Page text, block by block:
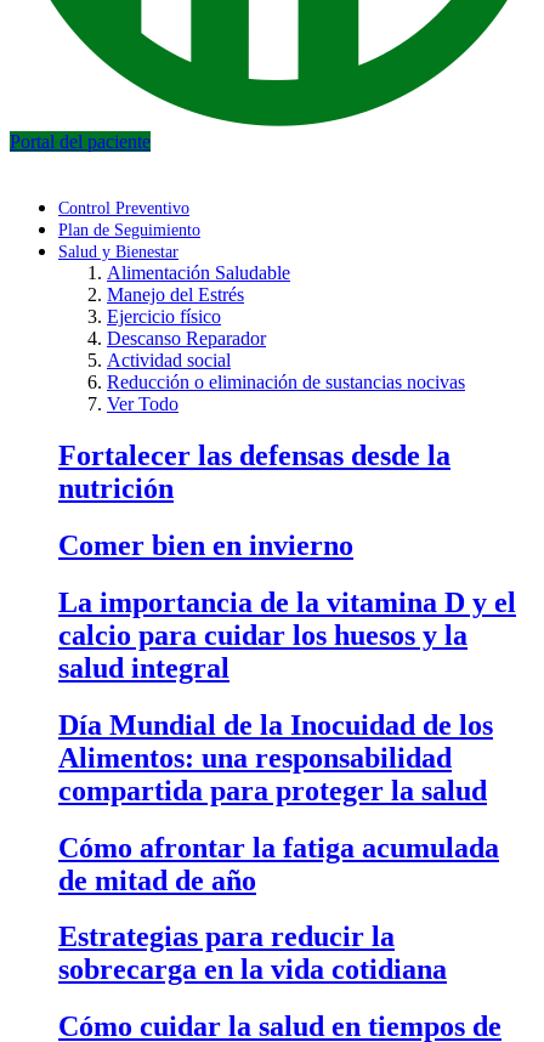
Portal del paciente
Control Preventivo
Plan de Seguimiento
Salud y Bienestar
Alimentación Saludable
Manejo del Estrés
Ejercicio físico
Descanso Reparador
Actividad social
Reducción o eliminación de sustancias nocivas
Ver Todo
Fortalecer las defensas desde la
nutrición
Comer bien en invierno
La importancia de la vitamina D y el
calcio para cuidar los huesos y la
salud integral
Día Mundial de la Inocuidad de los
Alimentos: una responsabilidad
compartida para proteger la salud
Cómo afrontar la fatiga acumulada
de mitad de año
Estrategias para reducir la
sobrecarga en la vida cotidiana
Cómo cuidar la salud en tiempos de